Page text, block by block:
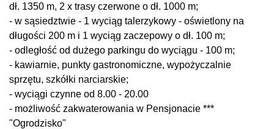
dł. 1350 m, 2 x trasy czerwone o dł. 1000 m;
- w sąsiedztwie - 1 wyciąg talerzykowy - oświetlony na
długości 200 m i 1 wyciąg zaczepowy o dł. 100 m;
- odległość od dużego parkingu do wyciągu - 100 m;
- kawiarnie, punkty gastronomiczne, wypożyczalnie
sprzętu, szkółki narciarskie;
- wyciągi czynne od 8.00 - 20.00
- możliwość zakwaterowania w Pensjonacie ***
"Ogrodzisko"